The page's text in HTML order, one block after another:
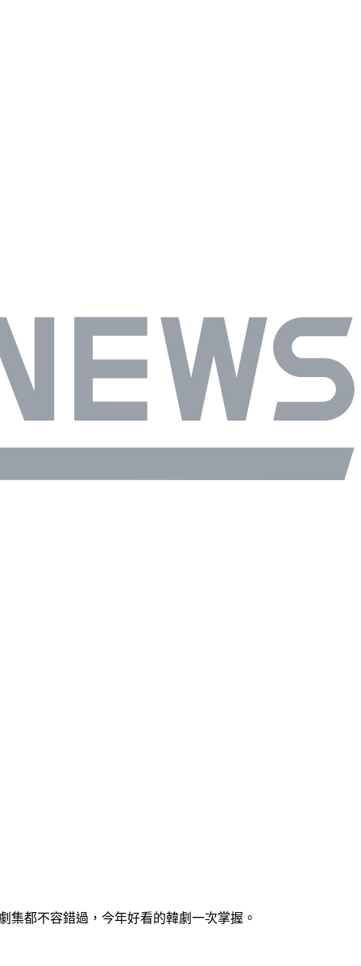
集都不容錯過，今年好看的韓劇一次掌握。